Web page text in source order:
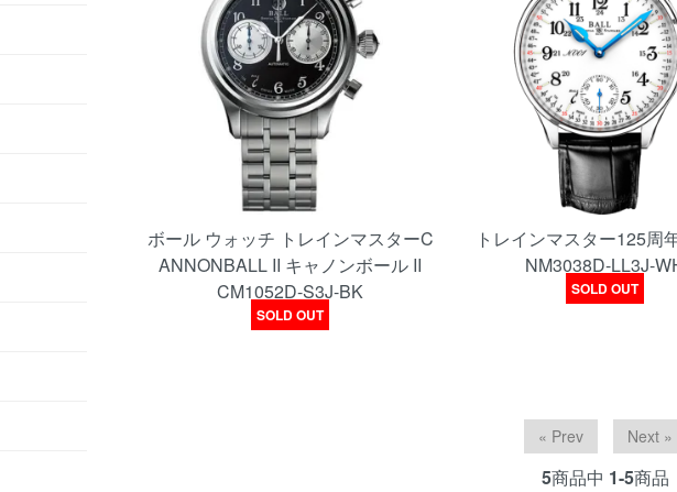
ボール ウォッチ トレインマスターC
ANNONBALL II キャノンボール II
CM1052D-S3J-BK
SOLD OUT
トレインマスター125周
NM3038D-LL3J-
SOLD OUT
« Prev Next »
5商品中 1-5商品